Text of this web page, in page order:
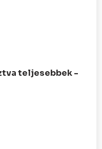
teljesebbek -